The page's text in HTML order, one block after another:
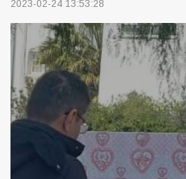
2023-02-24 13:53:28